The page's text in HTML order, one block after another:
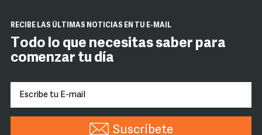
RECIBE LAS ÚLTIMAS NOTICIAS EN TU E-MAIL
Todo lo que necesitas saber para
comenzar tu día
Suscríbete